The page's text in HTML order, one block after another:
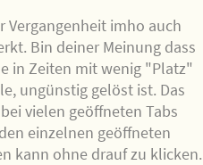
Vergangenheit imho auch
Bin deiner Meinung dass
in Zeiten mit wenig "Platz"
ungünstig gelöst ist. Das
vielen geöffneten Tabs
einzelnen geöffneten
kann ohne drauf zu klicken.